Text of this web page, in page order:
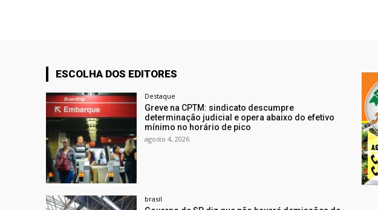
ESCOLHA DOS EDITORES
Destaque
Greve na CPTM: sindicato descumpre
determinação judicial e opera abaixo do efetivo
mínimo no horário de pico
agosto 4, 2026
brasil